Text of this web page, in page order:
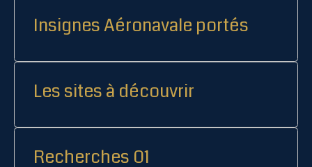
Insignes Aéronavale portés
Les sites à découvrir
Recherches 01